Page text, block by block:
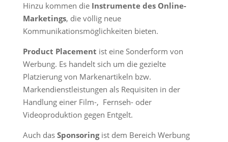
Hinzu kommen die Instrumente des Online-
Marketings, die völlig neue
Kommunikationsmöglichkeiten bieten.
Product Placement ist eine Sonderform von
Werbung. Es handelt sich um die gezielte
Platzierung von Markenartikeln bzw.
Markendienstleistungen als Requisiten in der
Handlung einer Film-, Fernseh- oder
Videoproduktion gegen Entgelt.
Auch das Sponsoringist dem Bereich Werbung